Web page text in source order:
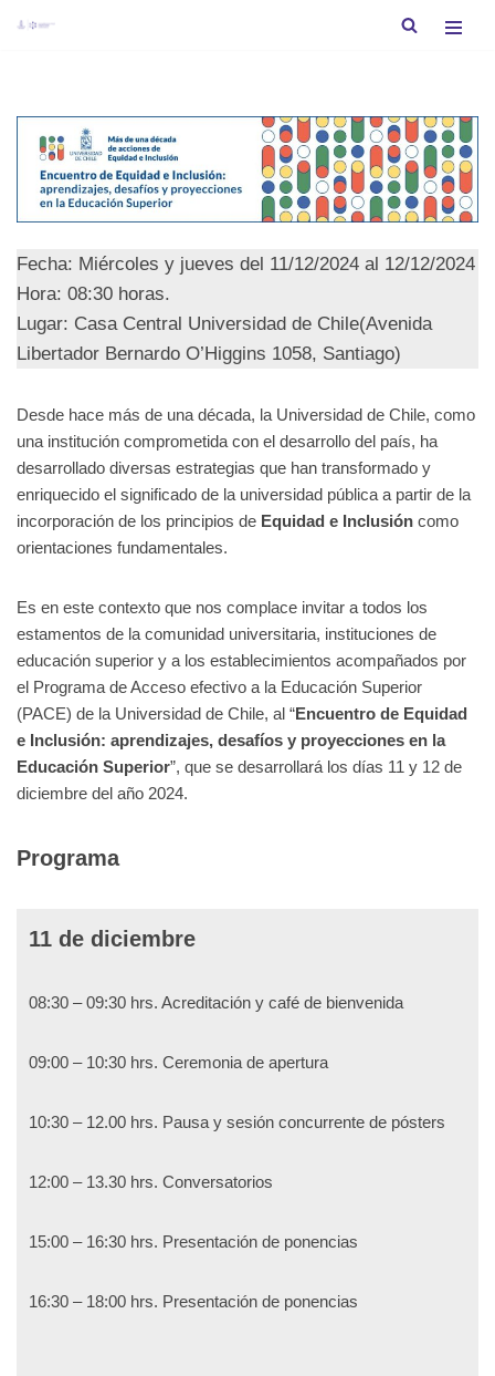
contenido
Fecha: Miércoles y jueves del 11/12/2024 al 12/12/2024
Hora: 08:30 horas.
Lugar: Casa Central Universidad de Chile(Avenida
Libertador Bernardo O’Higgins 1058, Santiago)
Desde hace más de una década, la Universidad de Chile, como
una institución comprometida con el desarrollo del país, ha
desarrollado diversas estrategias que han transformado y
enriquecido el significado de la universidad pública a partir de la
incorporación de los principios de Equidad e Inclusión como
orientaciones fundamentales.
Es en este contexto que nos complace invitar a todos los
estamentos de la comunidad universitaria, instituciones de
educación superior y a los establecimientos acompañados por
el Programa de Acceso efectivo a la Educación Superior
(PACE) de la Universidad de Chile, al “Encuentro de Equidad
e Inclusión: aprendizajes, desafíos y proyecciones en la
Educación Superior”, que se desarrollará los días 11 y 12 de
diciembre del año 2024.
Programa
11 de diciembre
08:30 – 09:30 hrs. Acreditación y café de bienvenida
09:00 – 10:30 hrs. Ceremonia de apertura
10:30 – 12.00 hrs. Pausa y sesión concurrente de pósters
12:00 – 13.30 hrs. Conversatorios
15:00 – 16:30 hrs. Presentación de ponencias
16:30 – 18:00 hrs. Presentación de ponencias